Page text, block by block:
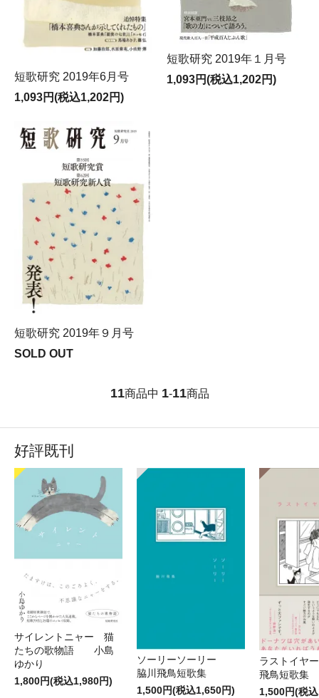
短歌研究 2019年6月号
1,093円(税込1,202円)
短歌研究 2019年１月号
1,093円(税込1,202円)
短歌研究 2019年９月号
SOLD OUT
11商品中 1-11商品
好評既刊
サイレントニャー 猫
たちの歌物語 小島
ゆかり
1,800円(税込1,980円)
ソーリーソーリー
脇川飛鳥短歌集
1,500円(税込1,650円)
ラストイ
飛鳥短
1,500円(税